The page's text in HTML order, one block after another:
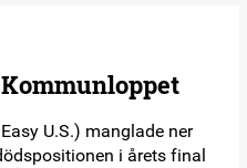
U.S.) manglade ner
i årets final